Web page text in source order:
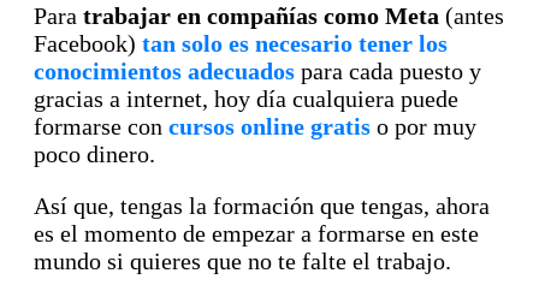
Para trabajar en compañías como Meta (antes
Facebook) tan solo es necesario tener los
conocimientos adecuados para cada puesto y
gracias a internet, hoy día cualquiera puede
formarse con cursos online gratis o por muy
poco dinero.
Así que, tengas la formación que tengas, ahora
es el momento de empezar a formarse en este
mundo si quieres que no te falte el trabajo.